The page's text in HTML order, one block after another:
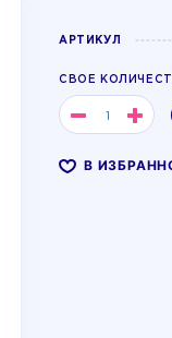
АРТИКУЛ
СВОЕ
В